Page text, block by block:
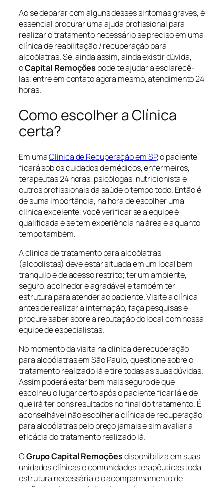
Ao se deparar com alguns desses sintomas graves, é
essencial procurar uma ajuda profissional para
realizar o tratamento necessário se preciso em uma
clínica de reabilitação / recuperação para
alcoólatras. Se, ainda assim, ainda existir dúvida,
oCapital Remoções pode te ajudar a esclarecê-
las, entre em contato agora mesmo, atendimento 24
horas.
Como escolher a Clínica
certa?
Em umaClínica de Recuperação em SP, o paciente
ficará sob os cuidados de médicos, enfermeiros,
terapeutas 24 horas, psicólogas, nutricionista e
outros profissionais da saúde o tempo todo. Então é
de suma importância, na hora de escolher uma
clinica excelente, você verificar se a equipe é
qualificada e se tem experiência na área e a quanto
tempo também.
A clínica de tratamento para alcoólatras
(alcoolistas) deve estar situada em um local bem
tranquilo e de acesso restrito; ter um ambiente,
seguro, acolhedor e agradável e também ter
estrutura para atender ao paciente. Visite a clínica
antes de realizar a internação, faça pesquisas e
procure saber sobre a reputação do local com nossa
equipe de especialistas.
No momento da visita na clínica de recuperação
para alcoólatras em São Paulo, questione sobre o
tratamento realizado lá e tire todas as suas dúvidas.
Assim poderá estar bem mais seguro de que
escolheu o lugar certo após o paciente ficar lá e de
que irá ter bons resultados no final do tratamento. É
aconselhável não escolher a clínica de recuperação
para alcoólatras pelo preço jamais e sim avaliar a
eficácia do tratamento realizado lá.
OGrupo Capital Remoçõesdisponibiliza em suas
unidades clínicas e comunidades terapêuticas toda
estrutura necessária e o acompanhamento de